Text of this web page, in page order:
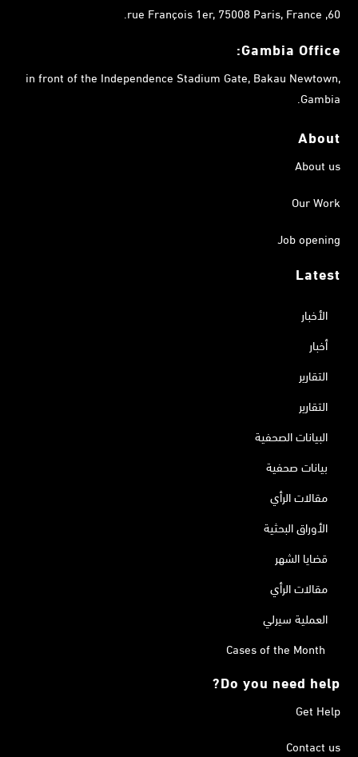
60, rue François 1er, 75008 Paris, France.
Gambia Office:
in front of the Independence Stadium Gate, Bakau Newtown,
Gambia.
About
About us
Our Work
Job opening
Latest
الأخبار
أخبار
التقارير
التقارير
البيانات الصحفية
بيانات صحفية
مقالات الرأي
الأوراق البحثية
قضايا الشهر
مقالات الرأي
العملية سيرلي
Cases of the Month
Do you need help?
Get Help
Contact us